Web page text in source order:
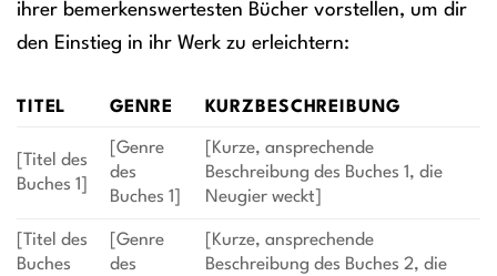
ihrer bemerkenswertesten Bücher vorstellen, um dir
den Einstieg in ihr Werk zu erleichtern:
TITEL GENRE KURZBESCHREIBUNG
[Titel des
Buches 1]
[Genre
des
Buches 1]
[Kurze, ansprechende
Beschreibung des Buches 1, die
Neugier weckt]
[Titel des
Buches
[Genre
des
[Kurze, ansprechende
Beschreibung des Buches 2, die